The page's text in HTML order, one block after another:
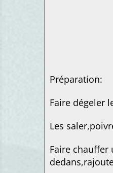
Préparation:
Faire dégeler
Les
Faire chauffer